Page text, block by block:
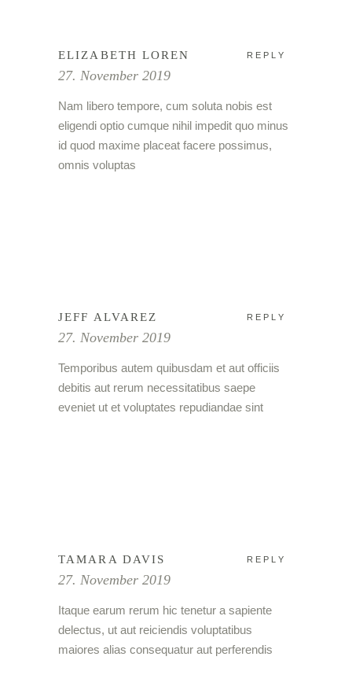
ELIZABETH LOREN REPLY
27. November 2019
Nam libero tempore, cum soluta nobis est
eligendi optio cumque nihil impedit quo minus
id quod maxime placeat facere possimus,
omnis voluptas
JEFF ALVAREZ REPLY
27. November 2019
Temporibus autem quibusdam et aut officiis
debitis aut rerum necessitatibus saepe
eveniet ut et voluptates repudiandae sint
TAMARA DAVIS REPLY
27. November 2019
Itaque earum rerum hic tenetur a sapiente
delectus, ut aut reiciendis voluptatibus
maiores alias consequatur aut perferendis